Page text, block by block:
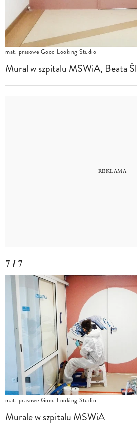
mat. prasowe Good Looking Studio
Mural w szpitalu MSWiA, Beata
7 / 7
mat. prasowe Good Looking Studio
Murale w szpitalu MSWiA